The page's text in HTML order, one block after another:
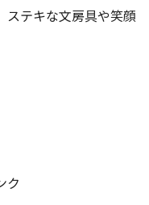
ステキな文房具や笑顔
ク